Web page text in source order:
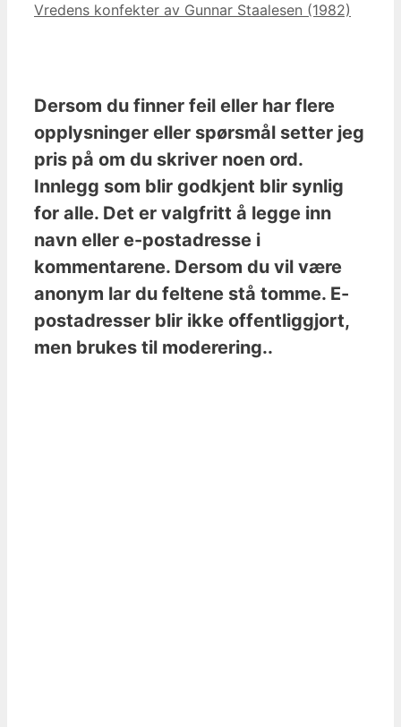
Vredens konfekter av Gunnar Staalesen (1982)
Dersom du finner feil eller har flere
opplysninger eller spørsmål setter jeg
pris på om du skriver noen ord.
Innlegg som blir godkjent blir synlig
for alle. Det er valgfritt å legge inn
navn eller e-postadresse i
kommentarene. Dersom du vil være
anonym lar du feltene stå tomme. E-
postadresser blir ikke offentliggjort,
men brukes til moderering..